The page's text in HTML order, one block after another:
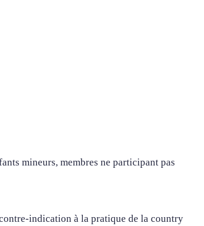
mineurs, membres ne participant pas
indication à la pratique de la country